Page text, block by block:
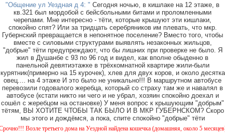
"Общение ул Уездная д 4: " Сегодня ночью, в кишлаке на 12 этаже, в
кв.321 был мордобой с бейсбольными битами и проломленными
черепами. Мне интересно - тёти, которые крышуют эти кишлаки,
спокойно спят? Или за тридцать серебряников им плевать, что мкр.
Губернский превращается в непонятное поселение? Вместо того, чтобы
вместе с силовыми структурами выявлять незаконных жильцов,
"добрые" тёти предупреждают, что бы лишних при проверке не было. Я
жил в Душанбе с 93 по 96 год и видел, как вполне обыденно в
панельной девятиэтажке в трёхкомнатной квартире жили-были
курятник(примерно на 15 курочек), хлев для двух коров, и около десятка
овец.... на 4 этаже И это было не уникально!!! В маршрутном автобусе
перевозили годовалого жеребца, который со страху там же и навалял в
автобусе (кстати никто ни чего и не убрал, хозяин спокойно доехал и
сошёл с жеребцом на остановке) У меня вопрос к крышующим "добрым"
тётям, ВЫ ХОТИТЕ ЧТОБЫ ТАК БЫЛО И В МКР ГУБЕРНСКОМ? Скоро
мы этого и дождёмся, а пока, спите спокойно "добрые" тёти
Возле третьего дома на Уездной найдена кошечка (домашняя, около 5 месяцев).